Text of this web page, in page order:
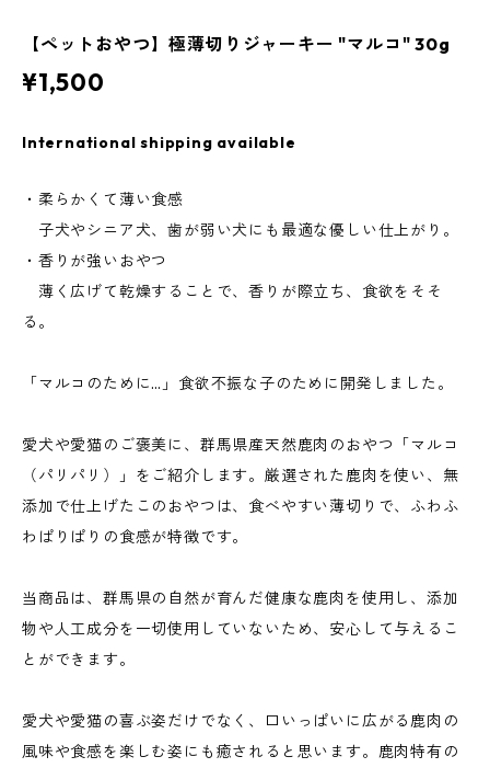
【ペットおやつ】極薄切りジャーキー "マルコ" 30g
¥1,500
International shipping available
・柔らかくて薄い食感
子犬やシニア犬、歯が弱い犬にも最適な優しい仕上がり。
・香りが強いおやつ
薄く広げて乾燥することで、香りが際立ち、食欲をそそ
る。
「マルコのために…」食欲不振な子のために開発しました。
愛犬や愛猫のご褒美に、群馬県産天然鹿肉のおやつ「マルコ
（パリパリ）」をご紹介します。厳選された鹿肉を使い、無
添加で仕上げたこのおやつは、食べやすい薄切りで、ふわふ
わぱりぱりの食感が特徴です。
当商品は、群馬県の自然が育んだ健康な鹿肉を使用し、添加
物や人工成分を一切使用していないため、安心して与えるこ
とができます。
愛犬や愛猫の喜ぶ姿だけでなく、口いっぱいに広がる鹿肉の
風味や食感を楽しむ姿にも癒されると思います。鹿肉特有の